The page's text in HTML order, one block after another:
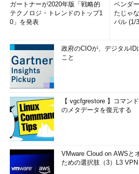
ガートナーが2020年版「戦略的
テクノロジ・トレンドのトップ1
0」を発表
ベンダ
たじゃ
バル (1/
政府のCIOが、デジタルID
こと
【 vgcfgrestore 】コマ
のメタデータを復元する
VMware Cloud on AWSと
ための選択肢（3）L3